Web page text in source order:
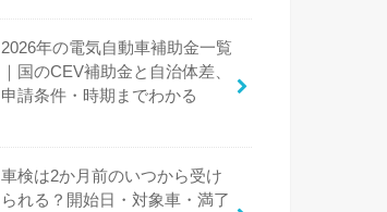
2026年の電気自動車補助金一覧
｜国のCEV補助金と自治体差、
申請条件・時期までわかる
車検は2か月前のいつから受け
られる？開始日・対象車・満了